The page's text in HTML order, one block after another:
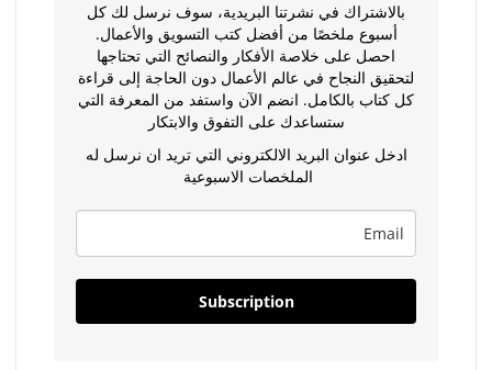
بالاشتراك في نشرتنا البريدية، سوف نرسل لك كل
أسبوع ملخصًا من أفضل كتب التسويق والأعمال.
احصل على خلاصة الأفكار والنصائح التي تحتاجها
لتحقيق النجاح في عالم الأعمال دون الحاجة إلى قراءة
كل كتاب بالكامل. انضم الآن واستفد من المعرفة التي
ستساعدك على التفوق والابتكار
ادخل عنوان البريد الالكتروني التي تريد ان نرسل له
الملخصات الاسبوعية
Subscription